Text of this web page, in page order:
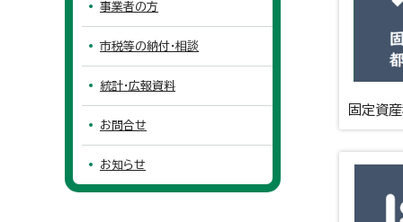
固定資
事業者の方
市税等の納付・相談
統計・広報資料
お問合せ
お知らせ